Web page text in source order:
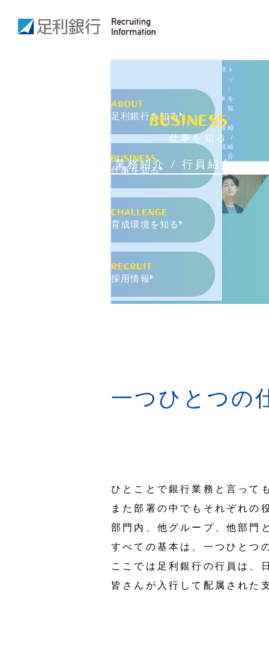
足利銀行を知る
仕事を知る
育成環境を知る
採用情報
採用ト
ッ
〉
仕事を
知
る 〉
業務紹
介 /
行員紹
介
仕事を知る
業務紹介 / 行員紹介
一つひとつの
ひとことで銀行業務と言って
また部署の中でもそれぞれの
部門内、他グループ、他部門
すべての基本は、一つひとつ
ここでは足利銀行の行員は、
皆さんが入行して配属された